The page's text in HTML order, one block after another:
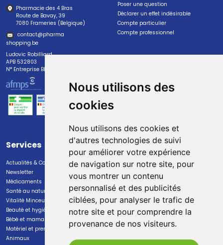
Nous utilisons des
cookies
Nous utilisons des cookies et
d'autres technologies de suivi
pour améliorer votre expérience
de navigation sur notre site, pour
vous montrer un contenu
personnalisé et des publicités
ciblées, pour analyser le trafic de
notre site et pour comprendre la
provenance de nos visiteurs.
Pharmacie des 4 Bras
Route de Bavay, 39
7080 Frameries (Belgique)
contact@pharma
shopping.be
Ludovic Robilliard
APB 532803
N° Entreprise BE0447.382.113
Poser une question
Déclarer un effet indésirable
Compte particulier
Compte professionnel
Services
Actualités & Conseils
Newsletter
Médicaments
Santé au naturel
Vitalité Minceur Nutrition
Beauté et hygiène
Bébé et maman
Matériel et premiers soins
Animaux
Paiement
Paiement sécurisé
Livraison